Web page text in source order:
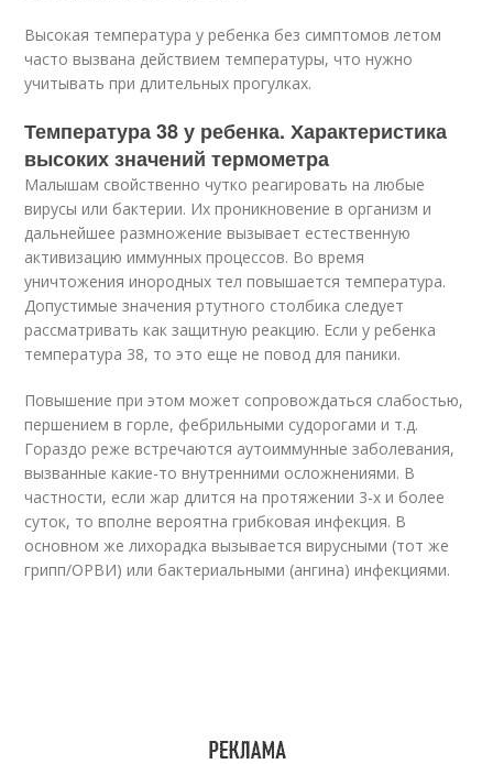
Высокая температура у ребенка без симптомов летом
часто вызвана действием температуры, что нужно
учитывать при длительных прогулках.
Температура 38 у ребенка. Характеристика
высоких значений термометра
Малышам свойственно чутко реагировать на любые
вирусы или бактерии. Их проникновение в организм и
дальнейшее размножение вызывает естественную
активизацию иммунных процессов. Во время
уничтожения инородных тел повышается температура.
Допустимые значения ртутного столбика следует
рассматривать как защитную реакцию. Если у ребенка
температура 38, то это еще не повод для паники.
Повышение при этом может сопровождаться слабостью,
першением в горле, фебрильными судорогами и т.д.
Гораздо реже встречаются аутоиммунные заболевания,
вызванные какие-то внутренними осложнениями. В
частности, если жар длится на протяжении 3-х и более
суток, то вполне вероятна грибковая инфекция. В
основном же лихорадка вызывается вирусными (тот же
грипп/ОРВИ) или бактериальными (ангина) инфекциями.